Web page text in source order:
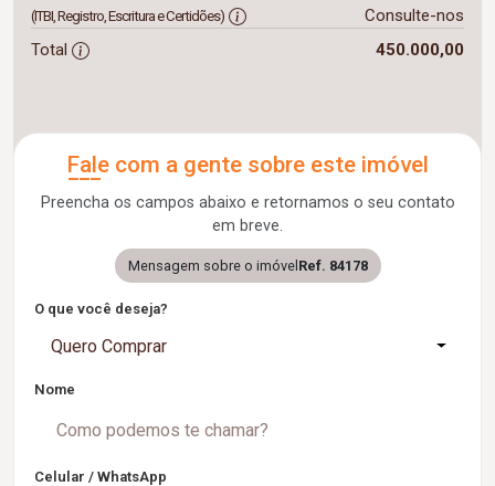
(ITBI, Registro, Escritura e Certidões)
Consulte-nos
Total
450.000,00
Fale com a gente sobre este imóvel
Preencha os campos abaixo e retornamos o seu contato
em breve.
Mensagem sobre o imóvelRef. 84178
O que você deseja?
Quero Comprar
Nome
Celular / WhatsApp